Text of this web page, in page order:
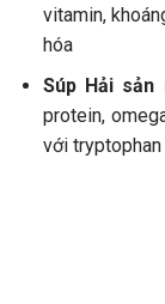
vitamin,
hóa
Súp Hải
protein,
với